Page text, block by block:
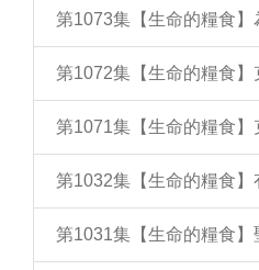
第1073集【生命的糧食】
第1072集【生命的糧食
第1071集【生命的糧食
第1032集【生命的糧食
第1031集【生命的糧食